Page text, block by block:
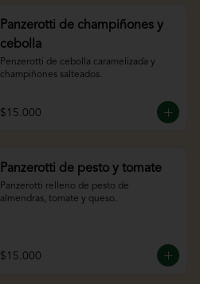
Panzerotti de champiñones y
cebolla
Penzerotti de cebolla caramelizada y
champiñones salteados.
$15.000
Panzerotti de pesto y tomate
Panzerotti relleno de pesto de
almendras, tomate y queso.
$15.000